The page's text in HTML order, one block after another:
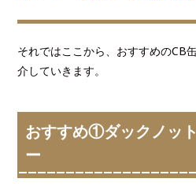
それではここから、おすすめのCB
介していきます。
おすすめ①ダックノッ
ー